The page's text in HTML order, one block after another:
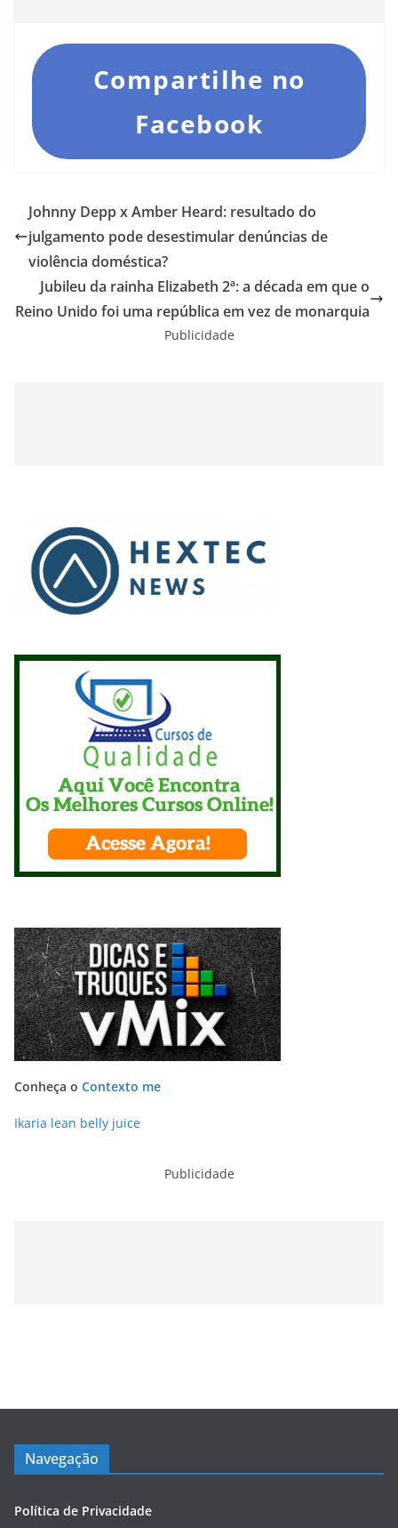
Compartilhe no
Facebook
Johnny Depp x Amber Heard: resultado do
julgamento pode desestimular denúncias de
violência doméstica?
Jubileu da rainha Elizabeth 2ª: a década em que o
Reino Unido foi uma república em vez de monarquia
Publicidade
Conheça o Contexto me
Ikaria lean belly juice
Publicidade
Navegação
Política de Privacidade